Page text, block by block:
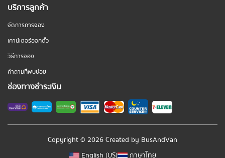
บริการลูกค้า
จัดการการจอง
เคาน์เตอร์ออกตั๋ว
วิธีการจอง
คำถามที่พบบ่อย
ช่องทางชำระเงิน
Copyright © 2026 Created by BusAndVan
English (US)
ภาษาไทย